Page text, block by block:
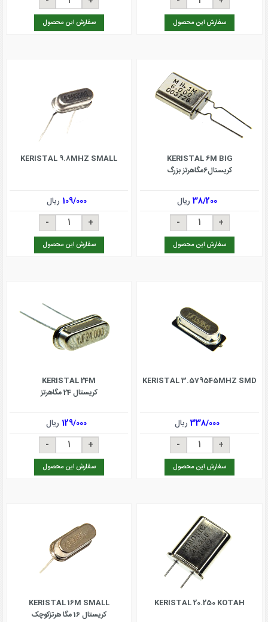
سفارش این محصول سفارش این محصول
KERISTAL 6M BIG
کریستال6مگاهرتز بزرگ
38/200ریال
سفارش این محصول
KERISTAL 9.8MHZ SMALL
109/000 ریال
سفارش این محصول
KERISTAL 3.579545MHZ SMD
338/000ریال
سفارش این محصول
KERISTAL 24M
کریستال 24 مگاهرتز
129/000 ریال
سفارش این محصول
KERISTAL 20.250 KOTAH
KERISTAL 16M SMALL
کریستال 16 مگا هرتزکوچک